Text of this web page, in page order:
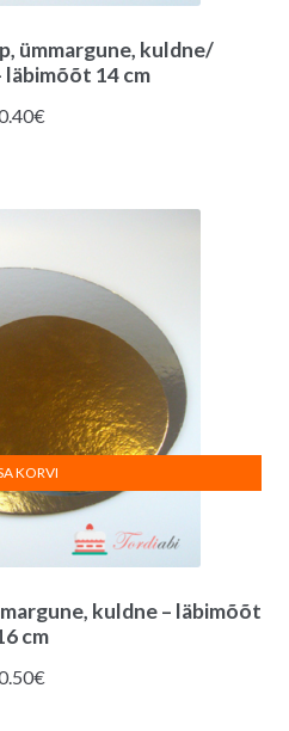
ümmargune, kuldne/
läbimõõt 14 cm
€
kuldne – läbimõõt
cm
€
KORVI